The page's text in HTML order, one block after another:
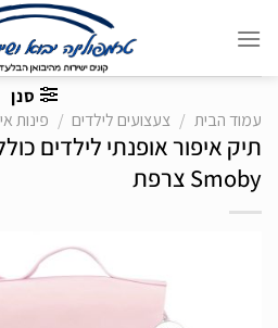
סנן
עמוד הבית
/ צעצועים לילדים / פינות
תיק איפור אופנתי לילדים
Smoby צרפת